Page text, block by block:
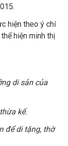
hiện theo ý chí
hiện minh thị
di sản của
kế.
để di tặng, thờ